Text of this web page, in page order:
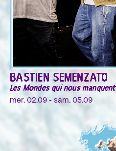
BASTIEN SEMENZATO
Les Mondes qui nous manquent
mer. 02.09 - sam. 05.09